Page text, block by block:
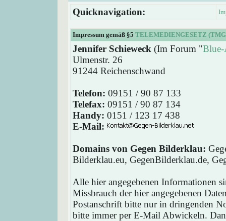
Quicknavigation:
Impressum gemäß §5 TELEMEDIENGESETZ
Jennifer Schieweck (Im Forum "
Ulmenstr. 26
91244 Reichenschwand
Telefon: 09151 / 90 87 133
Telefax: 09151 / 90 87 134
Handy: 0151 / 123 17 438
E-Mail:
Domains von Gegen Bilderklau:
Bilderklau.eu, GegenBilderklau.de,
Alle hier angegebenen Informationen
Missbrauch der hier angegebenen
Postanschrift bitte nur in dringenden
bitte immer per E-Mail Abwickeln.